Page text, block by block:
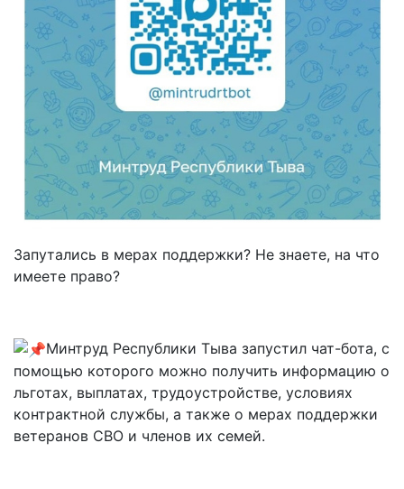
Запутались в мерах поддержки? Не знаете, на что
имеете право?
Минтруд Республики Тыва запустил чат-бота, с
помощью которого можно получить информацию о
льготах, выплатах, трудоустройстве, условиях
контрактной службы, а также о мерах поддержки
ветеранов СВО и членов их семей.